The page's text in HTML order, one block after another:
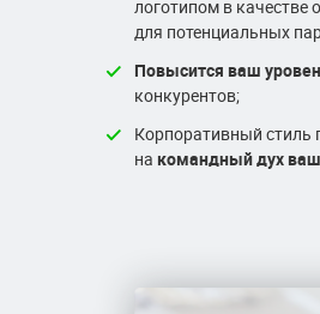
логотипом в качестве
для потенциальных
Повысится ваш
конкурентов;
Корпоративный стиль
на командный дух